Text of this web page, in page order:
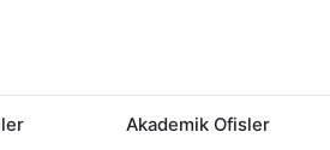
Akademik Ofisler